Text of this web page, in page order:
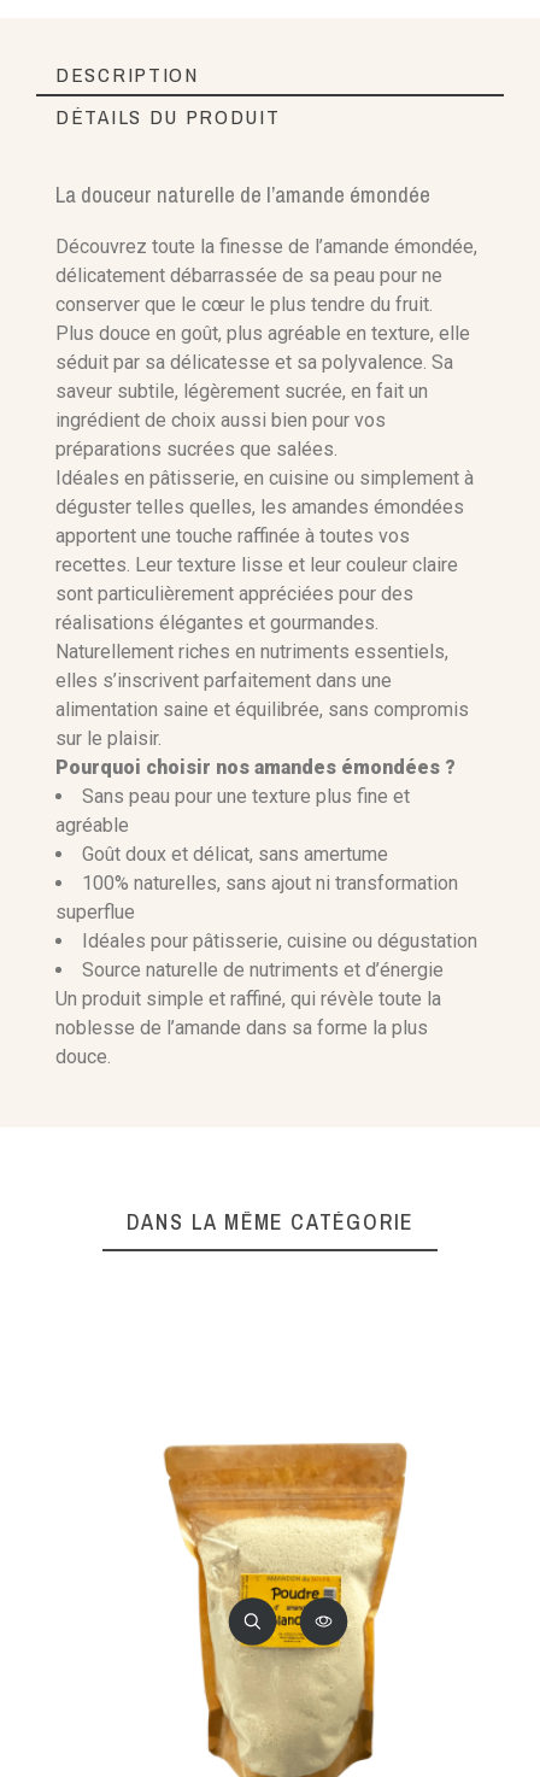
DESCRIPTION
DÉTAILS DU PRODUIT
La douceur naturelle de l’amande émondée
Découvrez toute la finesse de l’amande émondée,
délicatement débarrassée de sa peau pour ne
conserver que le cœur le plus tendre du fruit.
Plus douce en goût, plus agréable en texture, elle
séduit par sa délicatesse et sa polyvalence. Sa
saveur subtile, légèrement sucrée, en fait un
ingrédient de choix aussi bien pour vos
préparations sucrées que salées.
Idéales en pâtisserie, en cuisine ou simplement à
déguster telles quelles, les amandes émondées
apportent une touche raffinée à toutes vos
recettes. Leur texture lisse et leur couleur claire
sont particulièrement appréciées pour des
réalisations élégantes et gourmandes.
Naturellement riches en nutriments essentiels,
elles s’inscrivent parfaitement dans une
alimentation saine et équilibrée, sans compromis
sur le plaisir.
Pourquoi choisir nos amandes émondées ?
Sans peau pour une texture plus fine et
agréable
Goût doux et délicat, sans amertume
100% naturelles, sans ajout ni transformation
superflue
Idéales pour pâtisserie, cuisine ou dégustation
Source naturelle de nutriments et d’énergie
Un produit simple et raffiné, qui révèle toute la
noblesse de l’amande dans sa forme la plus
douce.
DANS LA MÊME CATÉGORIE